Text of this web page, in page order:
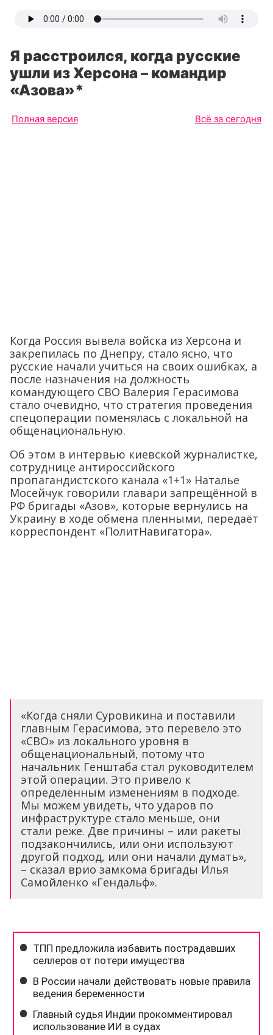
Я расстроился, когда русские
ушли из Херсона – командир
«Азова»*
Полная версия Всё за сегодня
Когда Россия вывела войска из Херсона и
закрепилась по Днепру, стало ясно, что
русские начали учиться на своих ошибках, а
после назначения на должность
командующего СВО Валерия Герасимова
стало очевидно, что стратегия проведения
спецоперации поменялась с локальной на
общенациональную.
Об этом в интервью киевской журналистке,
сотруднице антироссийского
пропагандистского канала «1+1» Наталье
Мосейчук говорили главари запрещённой в
РФ бригады «Азов», которые вернулись на
Украину в ходе обмена пленными, передаёт
корреспондент «ПолитНавигатора».
«Когда сняли Суровикина и поставили
главным Герасимова, это перевело это
«СВО» из локального уровня в
общенациональный, потому что
начальник Генштаба стал руководителем
этой операции. Это привело к
определённым изменениям в подходе.
Мы можем увидеть, что ударов по
инфраструктуре стало меньше, они
стали реже. Две причины – или ракеты
подзакончились, или они используют
другой подход, или они начали думать»,
– сказал врио замкома бригады Илья
Самойленко «Гендальф».